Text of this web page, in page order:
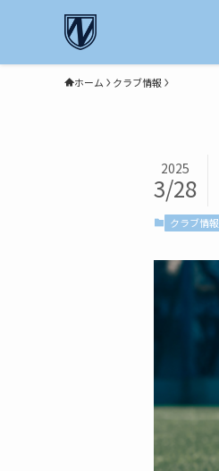
ホーム クラブ情報
2025
3/28
クラブ情報